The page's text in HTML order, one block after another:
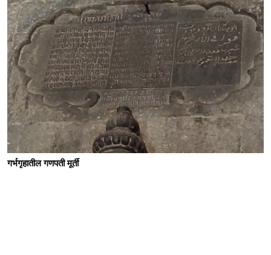
गर्भगृहातील गणपती मूर्ती